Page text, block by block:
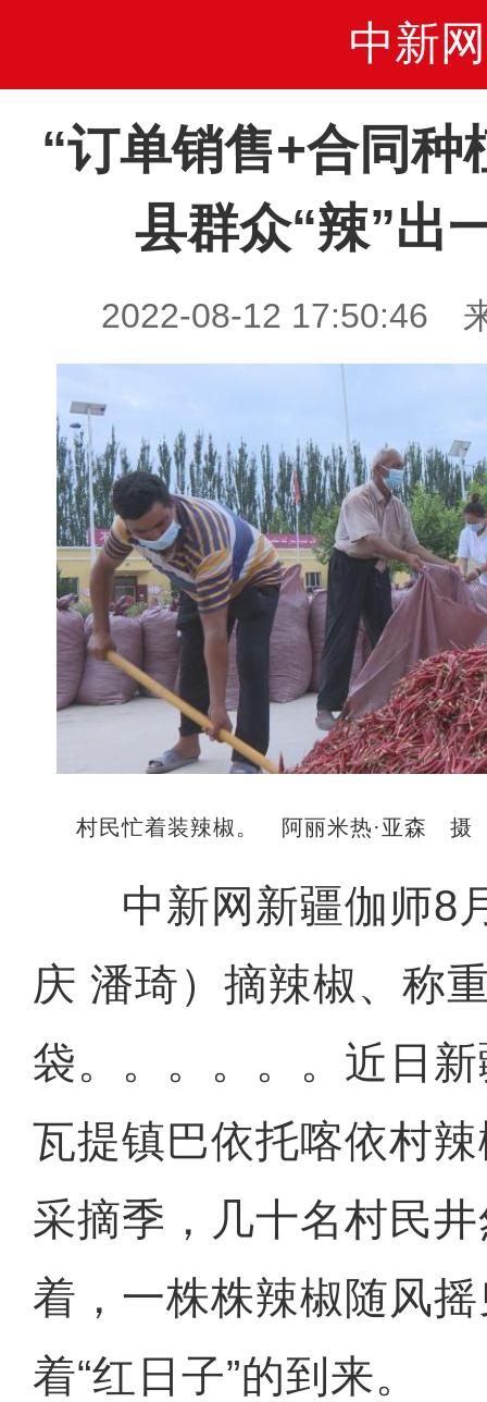
中新网
“订单销售+合同种
县群众“辣”出
2022-08-12 17:50:46
村民忙着装辣椒。 阿丽米热·亚森 摄
中新网新疆伽师8
庆 潘琦）摘辣椒、称
袋。。。。。。近日
瓦提镇巴依托喀依村
采摘季，几十名村民
着，一株株辣椒随风
着“红日子”的到来。